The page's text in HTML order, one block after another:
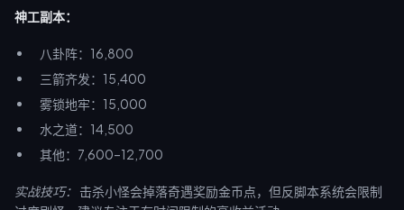
神工副本：
八卦阵：16,800
三箭齐发：15,400
雾锁地牢：15,000
水之道：14,500
其他：7,600–12,700
实战技巧： 击杀小怪会掉落奇遇奖励金币点，但反脚本系统会限制